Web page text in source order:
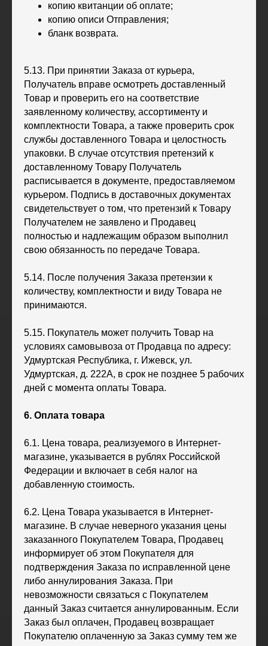
копию квитанции об оплате;
копию описи Отправления;
бланк возврата.
5.13. При принятии Заказа от курьера,
Получатель вправе осмотреть доставленный
Товар и проверить его на соответствие
заявленному количеству, ассортименту и
комплектности Товара, а также проверить срок
службы доставленного Товара и целостность
упаковки. В случае отсутствия претензий к
доставленному Товару Получатель
расписывается в документе, предоставляемом
курьером. Подпись в доставочных документах
свидетельствует о том, что претензий к Товару
Получателем не заявлено и Продавец
полностью и надлежащим образом выполнил
свою обязанность по передаче Товара.
5.14. После получения Заказа претензии к
количеству, комплектности и виду Товара не
принимаются.
5.15. Покупатель может получить Товар на
условиях самовывоза от Продавца по адресу:
Удмуртская Республика, г. Ижевск, ул.
Удмуртская, д. 222А, в срок не позднее 5 рабочих
дней с момента оплаты Товара.
6. Оплата товара
6.1. Цена товара, реализуемого в Интернет-
магазине, указывается в рублях Российской
Федерации и включает в себя налог на
добавленную стоимость.
6.2. Цена Товара указывается в Интернет-
магазине. В случае неверного указания цены
заказанного Покупателем Товара, Продавец
информирует об этом Покупателя для
подтверждения Заказа по исправленной цене
либо аннулирования Заказа. При
невозможности связаться с Покупателем
данный Заказ считается аннулированным. Если
Заказ был оплачен, Продавец возвращает
Покупателю оплаченную за Заказ сумму тем же